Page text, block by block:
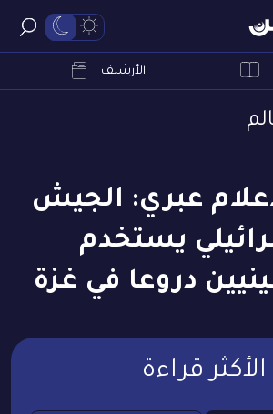
الأرشيف
عبري: الجيش
يستخدم
دروعا في غزة
الأكثر قراءة